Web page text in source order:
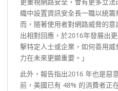
織中設置資訊安全長一職以統
而，隨著使用者對網路威脅的
出相對回應，於2016年發展出
擊特定人士或企業，如何善用
力在未來更顯重要。」
此外，報告指出2016 年也是惡
前，美國已有 48% 的消費者正